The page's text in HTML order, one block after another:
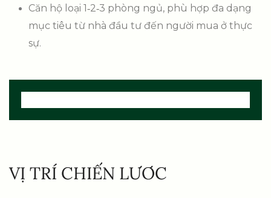
Căn hộ loại 1‑2‑3 phòng ngủ, phù hợp đa dạng
mục tiêu từ nhà đầu tư đến người mua ở thực
sự.
VỊ TRÍ CHIẾN LƯƠC